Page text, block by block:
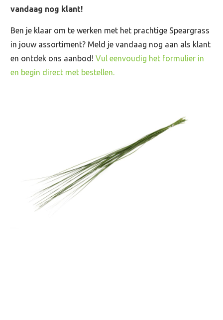
vandaag nog klant!
Ben je klaar om te werken met het prachtige Speargrass
in jouw assortiment? Meld je vandaag nog aan als klant
en ontdek ons aanbod! Vul eenvoudig het formulier in
en begin direct met bestellen.